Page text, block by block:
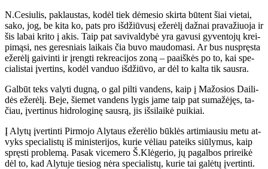
N.Ce­siu­lis, pa­klaus­tas, ko­dėl tiek dė­me­sio skir­ta bū­tent šiai vie­tai,
sa­ko, jog, be ki­ta ko, pats pro iš­džiū­vu­sį eže­rė­lį daž­nai pra­va­žiuo­ja ir
šis la­bai kri­to į akis. Taip pat sa­vi­val­dy­bė yra ga­vu­si gy­ven­to­jų krei­
pi­mą­si, nes ge­res­niais lai­kais čia bu­vo mau­do­ma­si. Ar bus nu­spręs­ta
eže­rė­lį gai­vin­ti ir įreng­ti rek­re­a­ci­jos zo­ną – pa­aiš­kės po to, kai spe­
cia­lis­tai įver­tins, ko­dėl van­duo iš­džiū­vo, ar dėl to kal­ta tik saus­ra.
Gal­būt teks va­ly­ti dug­ną, o gal pil­ti van­dens, kaip į Ma­žo­sios Dai­li­
dės eže­rė­lį. Be­je, šie­met van­dens ly­gis ja­me taip pat su­ma­žė­jęs, ta­
čiau, įver­ti­nus hid­ro­lo­gi­nę saus­rą, jis iš­si­lai­kė pui­kiai.
Į Aly­tų įver­tin­ti Pir­mo­jo Aly­taus eže­rė­lio būk­lės ar­ti­miau­siu me­tu at­
vyks spe­cia­lis­tų iš mi­nis­te­ri­jos, ku­rie vė­liau pa­teiks siū­ly­mus, kaip
spręs­ti pro­ble­mą. Pa­sak vi­ce­me­ro Š.Klė­ge­rio, jų pa­gal­bos pri­rei­kė
dėl to, kad Aly­tu­je tie­siog nė­ra spe­cia­lis­tų, ku­rie tai ga­lė­tų įver­tin­ti.